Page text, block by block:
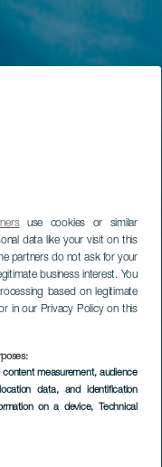
use cookies or similar
data like your visit on this
partners do not ask for your
business interest. You
based on legitimate
in our Privacy Policy on this
content measurement, audience
data, and identification
on a device, Technical